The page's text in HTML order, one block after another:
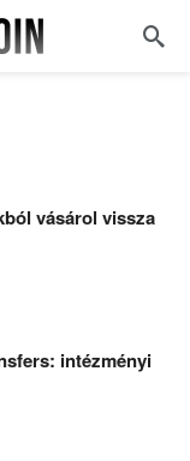
vásárol vissza
intézményi